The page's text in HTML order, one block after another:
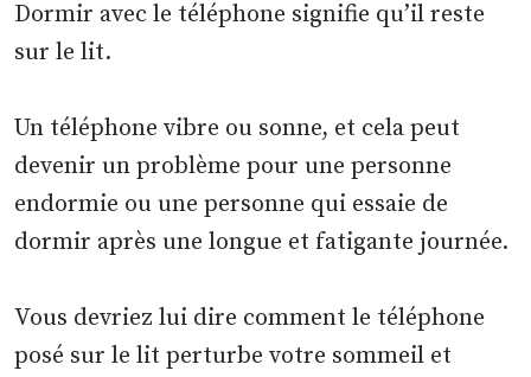
Dormir avec le téléphone signifie qu’il reste
sur le lit.
Un téléphone vibre ou sonne, et cela peut
devenir un problème pour une personne
endormie ou une personne qui essaie de
dormir après une longue et fatigante journée.
Vous devriez lui dire comment le téléphone
posé sur le lit perturbe votre sommeil et